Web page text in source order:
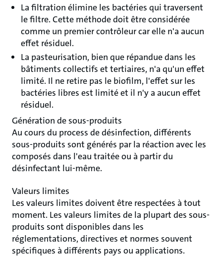
La filtration élimine les bactéries qui traversent
le filtre. Cette méthode doit être considérée
comme un premier contrôleur car elle n'a aucun
effet résiduel.
La pasteurisation, bien que répandue dans les
bâtiments collectifs et tertiaires, n'a qu'un effet
limité. Il ne retire pas le biofilm, l'effet sur les
bactéries libres est limité et il n'y a aucun effet
résiduel.
Génération de sous-produits
Au cours du process de désinfection, différents
sous-produits sont générés par la réaction avec les
composés dans l'eau traitée ou à partir du
désinfectant lui-même.
Valeurs limites
Les valeurs limites doivent être respectées à tout
moment. Les valeurs limites de la plupart des sous-
produits sont disponibles dans les
réglementations, directives et normes souvent
spécifiques à différents pays ou applications.